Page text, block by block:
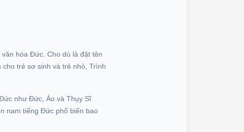
hóa Đức. Cho dù là đặt tên
trẻ sơ sinh và trẻ nhỏ, Trình
như Đức, Áo và Thụy Sĩ
nam tiếng Đức phổ biến bao